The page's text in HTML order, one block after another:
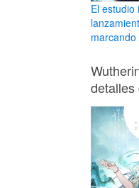
El estudio
detalles